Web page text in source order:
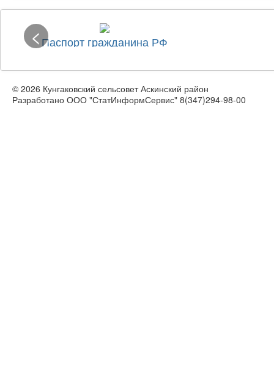
Паспорт гражданина РФ
<
© 2026 Кунгаковский сельсовет Аскинский район
Разработано ООО "СтатИнформСервис" 8(347)294-98-00